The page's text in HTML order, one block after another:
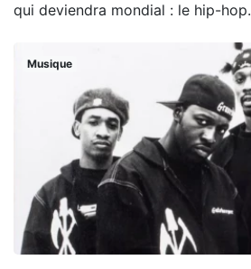
qui deviendra mondial : le hip-hop.
Musique